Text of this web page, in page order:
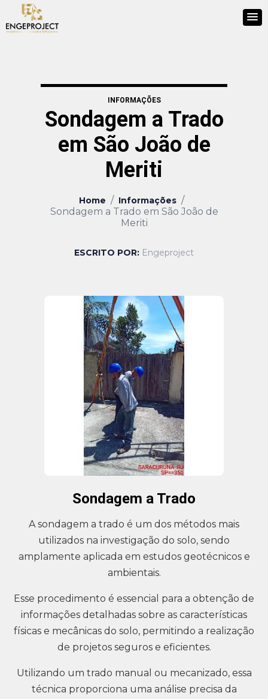
INFORMAÇÕES
Sondagem a Trado
em São João de
Meriti
Home / Informações /
Sondagem a Trado em São João de
Meriti
ESCRITO POR: Engeproject
Sondagem a Trado
A sondagem a trado é um dos métodos mais
utilizados na investigação do solo, sendo
amplamente aplicada em estudos geotécnicos e
ambientais.
Esse procedimento é essencial para a obtenção de
informações detalhadas sobre as características
físicas e mecânicas do solo, permitindo a realização
de projetos seguros e eficientes.
Utilizando um trado manual ou mecanizado, essa
técnica proporciona uma análise precisa da